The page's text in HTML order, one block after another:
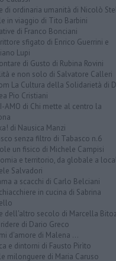
di ordinaria umanità di Nicolò
in viaggio di Tito Barbini
di Franco Bonciani
sfigato di Enrico Guerrini e
Lupi
di Gusto di Rubina Rovini
e non solo di Salvatore Calleri
La Cultura della Solidarietà di
Pio Cristiani
AMO di Chi mette al centro la
di Nausica Manzi
senza filtro di Tabasco n.6
un fisico di Michele Campisi
e territorio, da globale a
Salvadori
a scacchi di Carlo Belciani
in cucina di Sabrina
dell'altro secolo di Marcella
ridere di Dario Greco
d'amore di Malena ...
e dintorni di Fausto Pirìto
milonguere di Maria Caruso